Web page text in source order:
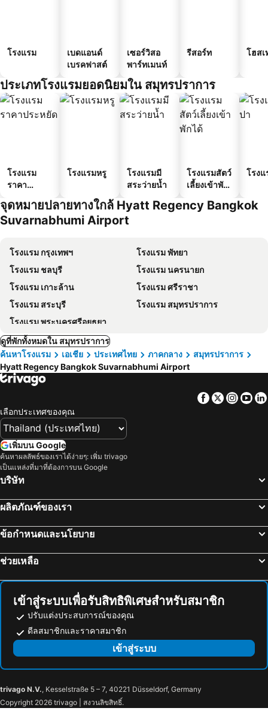
โรงแรม
เบดแอนด์
เบรคฟาสต์
เซอร์วิสอ
พาร์ทเมนท์
รีสอร์ท โฮสเ
ประเภทโรงแรมยอดนิยมใน สมุทรปราการ
โรงแรม
ราคา
โรงแรมหรู
โรงแรมมี
สระว่ายน้ำ
โรงแรมสัตว์
เลี้ยงเข้าพัก
โรง
จุดหมายปลายทางใกล้ Hyatt Regency Bangkok
Suvarnabhumi Airport
โรงแรม กรุงเทพฯ
โรงแรม พัทยา
โรงแรม ชลบุรี
โรงแรม นครนายก
โรงแรม เกาะล้าน
โรงแรม ศรีราชา
โรงแรม สระบุรี
โรงแรม สมุทรปราการ
โรงแรม พระนครศรีอยุธยา
ดูที่พักทั้งหมดใน สมุทรปราการ
ค้นหาโรงแรม
เอเชีย ประเทศไทย ภาคกลาง
สมุทรปราการ
Hyatt Regency Bangkok Suvarnabhumi Airport
Facebook
Twitter
เลือกประเทศของคุณ
เพิ่มบน Google
ค้นหาผลลัพธ์ของเราได้ง่ายๆ: เพิ่ม trivago
เป็นแหล่งที่มาที่ต้องการบน Google
บริษัท
ผลิตภัณฑ์ของเรา
ข้อกำหนดและนโยบาย
ช่วยเหลือ
เข้าสู่ระบบเพื่อรับสิทธิพิเศษสำหรับสมาชิก
ปรับแต่งประสบการณ์ของคุณ
ดีลสมาชิกและราคาสมาชิก
เข้าสู่ระบบ
trivago N.V., Kesselstraße 5 – 7, 40221 Düsseldorf, Germany
Copyright 2026 trivago | สงวนลิขสิทธิ์.